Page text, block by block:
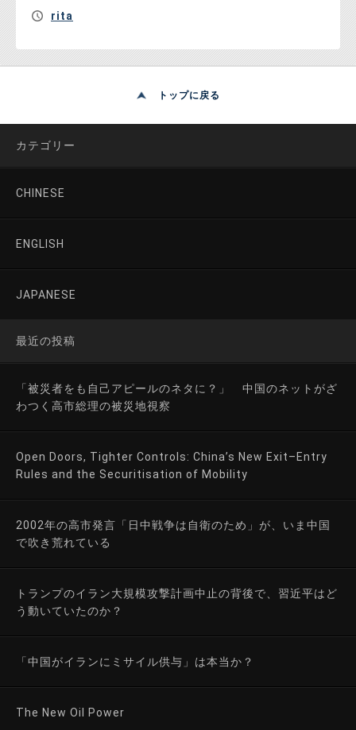
rita
トップに戻る
カテゴリー
CHINESE
ENGLISH
JAPANESE
最近の投稿
「被災者をも自己アピールのネタに？」 中国のネットがざ
わつく高市総理の被災地視察
Open Doors, Tighter Controls: China’s New Exit–Entry
Rules and the Securitisation of Mobility
2002年の高市発言「日中戦争は自衛のため」が、いま中国
で吹き荒れている
トランプのイラン大規模攻撃計画中止の背後で、習近平はど
う動いていたのか？
「中国がイランにミサイル供与」は本当か？
The New Oil Power